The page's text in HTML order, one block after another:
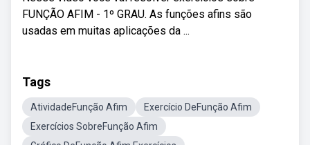
FUNÇÃO AFIM - 1º GRAU. As funções afins são
usadas em muitas aplicações da ...
Tags
AtividadeFunção Afim
Exercício DeFunção Afim
Exercícios SobreFunção Afim